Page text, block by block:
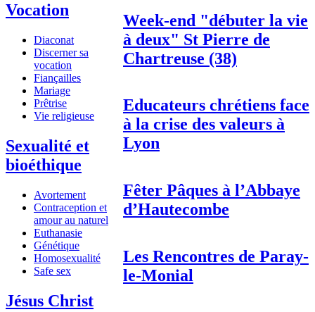
Vocation
Diaconat
Discerner sa
vocation
Fiançailles
Mariage
Prêtrise
Vie religieuse
Sexualité et
bioéthique
Avortement
Contraception et
amour au naturel
Euthanasie
Génétique
Homosexualité
Safe sex
Jésus Christ
Week-end "débuter la vie
à deux" St Pierre de
Chartreuse (38)
Educateurs chrétiens face
à la crise des valeurs à
Lyon
Fêter Pâques à l’Abbaye
d’Hautecombe
Les Rencontres de Paray-
le-Monial